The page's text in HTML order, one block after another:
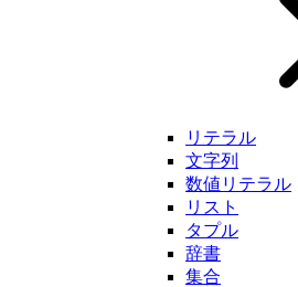
リテラル
文字列
数値リテラル
リスト
タプル
辞書
集合